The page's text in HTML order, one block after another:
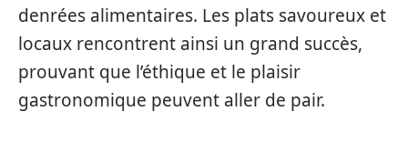
denrées alimentaires. Les plats savoureux et
locaux rencontrent ainsi un grand succès,
prouvant que l’éthique et le plaisir
gastronomique peuvent aller de pair.